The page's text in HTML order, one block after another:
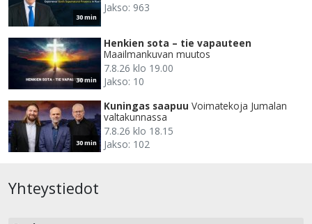
30 min
Jakso: 963
30 min
Henkien sota – tie vapauteen
Maailmankuvan muutos
7.8.26 klo 19.00
Jakso: 10
30 min
Kuningas saapuu Voimatekoja Jumalan
valtakunnassa
7.8.26 klo 18.15
Jakso: 102
Yhteystiedot